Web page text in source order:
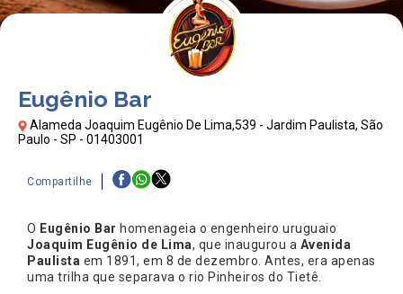
Eugênio Bar
Alameda Joaquim Eugênio De Lima,539 - Jardim Paulista, São
Paulo - SP - 01403001
Compartilhe
O Eugênio Bar homenageia o engenheiro uruguaio
Joaquim Eugênio de Lima, que inaugurou a Avenida
Paulista em 1891, em 8 de dezembro. Antes, era apenas
uma trilha que separava o rio Pinheiros do Tietê.